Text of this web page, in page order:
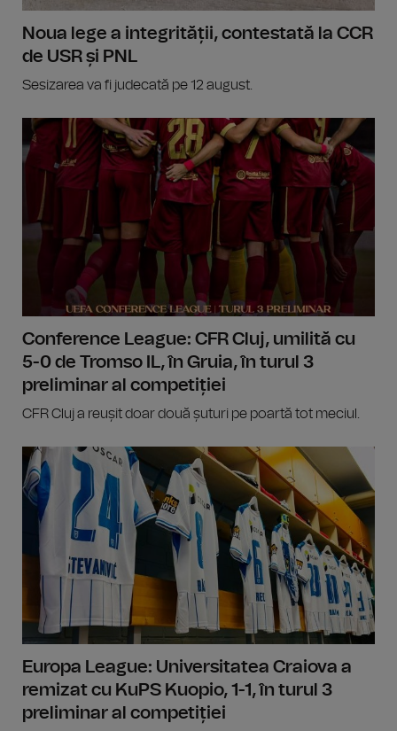
Noua lege a integrității, contestată la CCR
de USR și PNL
Sesizarea va fi judecată pe 12 august.
Conference League: CFR Cluj, umilită cu
5-0 de Tromso IL, în Gruia, în turul 3
preliminar al competiției
CFR Cluj a reușit doar două șuturi pe poartă tot meciul.
Europa League: Universitatea Craiova a
remizat cu KuPS Kuopio, 1-1, în turul 3
preliminar al competiției